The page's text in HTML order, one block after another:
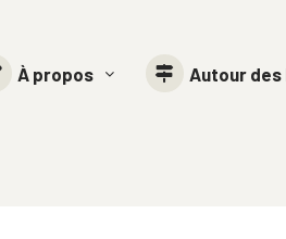
À propos Autour des